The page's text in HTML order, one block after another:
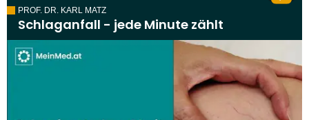
PROF. DR. KARL MATZ
Schlaganfall - jede Minute zählt